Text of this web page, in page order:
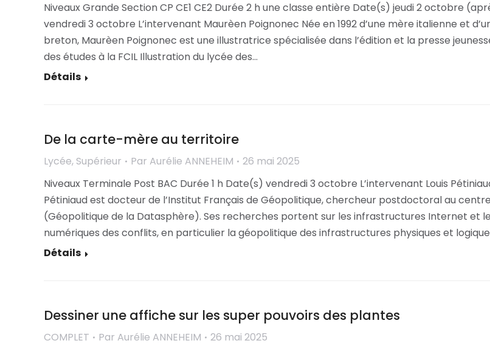
Niveaux Grande Section CP CE1 CE2 Durée 2 h une classe entière Date(s) jeudi 2 octobre
vendredi 3 octobre L’intervenant Maurèen Poignonec Née en 1992 d’une mère italienne et
breton, Maurèen Poignonec est une illustratrice spécialisée dans l’édition et la presse
des études à la FCIL Illustration du lycée des…
Détails
De la carte-mère au territoire
Lycée, Supérieur Par Aurélie ANNEHEIM
26 mai 2025
Niveaux Terminale Post BAC Durée 1 h Date(s) vendredi 3 octobre L’intervenant Louis
Pétiniaud est docteur de l’Institut Français de Géopolitique, chercheur postdoctoral au centre
(Géopolitique de la Datasphère). Ses recherches portent sur les infrastructures Internet et
numériques des conflits, en particulier la géopolitique des infrastructures physiques et
Détails
Dessiner une affiche sur les super pouvoirs des plantes
COMPLET Par Aurélie ANNEHEIM
26 mai 2025